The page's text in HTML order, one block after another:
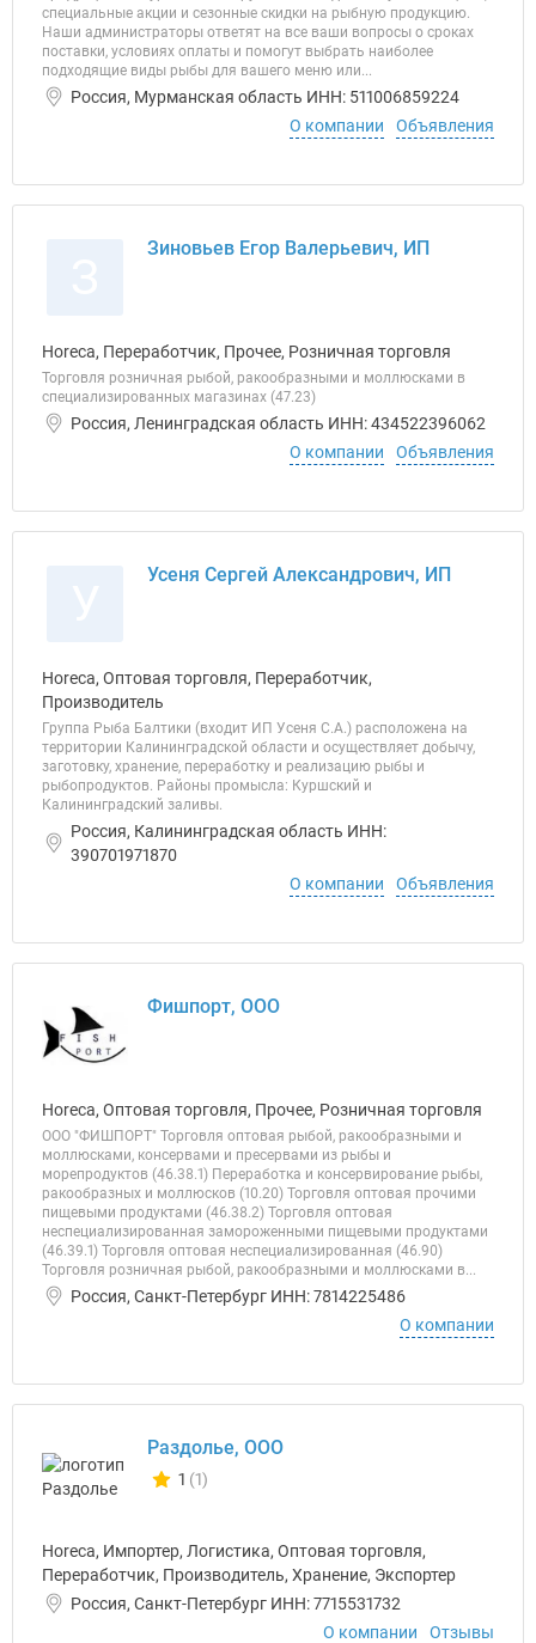
специальные акции и сезонные скидки на рыбную продукцию.
Наши администраторы ответят на все ваши вопросы о сроках
поставки, условиях оплаты и помогут выбрать наиболее
подходящие виды рыбы для вашего меню или...
Россия, Мурманская область ИНН: 511006859224
О компании
Объявления
Зиновьев Егор Валерьевич, ИП
Horeca, Переработчик, Прочее, Розничная торговля
Торговля розничная рыбой, ракообразными и моллюсками в
специализированных магазинах (47.23)
Россия, Ленинградская область ИНН: 434522396062
О компании
Объявления
Усеня Сергей Александрович, ИП
Horeca, Оптовая торговля, Переработчик,
Производитель
Группа Рыба Балтики (входит ИП Усеня С.А.) расположена на
территории Калининградской области и осуществляет добычу,
заготовку, хранение, переработку и реализацию рыбы и
рыбопродуктов. Районы промысла: Куршский и
Калининградский заливы.
Россия, Калининградская область ИНН:
390701971870
О компании
Объявления
Фишпорт, ООО
Horeca, Оптовая торговля, Прочее, Розничная торговля
ООО "ФИШПОРТ" Торговля оптовая рыбой, ракообразными и
моллюсками, консервами и пресервами из рыбы и
морепродуктов (46.38.1) Переработка и консервирование рыбы,
ракообразных и моллюсков (10.20) Торговля оптовая прочими
пищевыми продуктами (46.38.2) Торговля оптовая
неспециализированная замороженными пищевыми продуктами
(46.39.1) Торговля оптовая неспециализированная (46.90)
Торговля розничная рыбой, ракообразными и моллюсками в...
Россия, Санкт-Петербург ИНН: 7814225486
О компании
Раздолье, ООО
Количество отзывов у компании всего и сегодня
1 (1)
Horeca, Импортер, Логистика, Оптовая торговля,
Переработчик, Производитель, Хранение, Экспортер
Россия, Санкт-Петербург ИНН: 7715531732
О компании
Отзывы